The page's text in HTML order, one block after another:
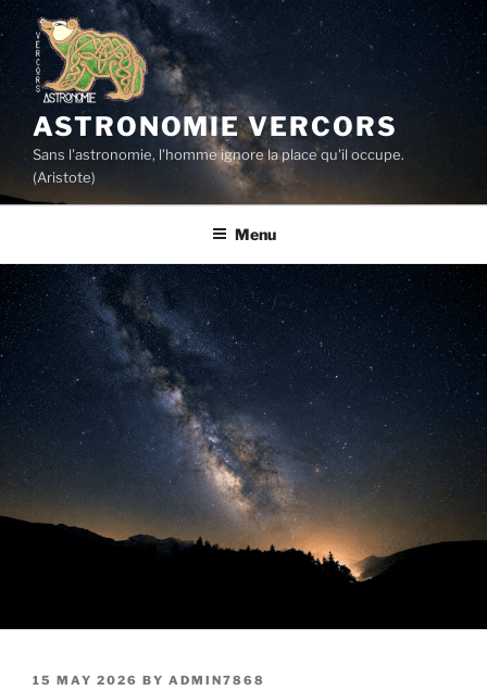
Skip
to
content
ASTRONOMIE VERCORS
Sans l'astronomie, l'homme ignore la place qu'il occupe.
(Aristote)
Menu
POSTED
15 MAY 2026 BY ADMIN7868